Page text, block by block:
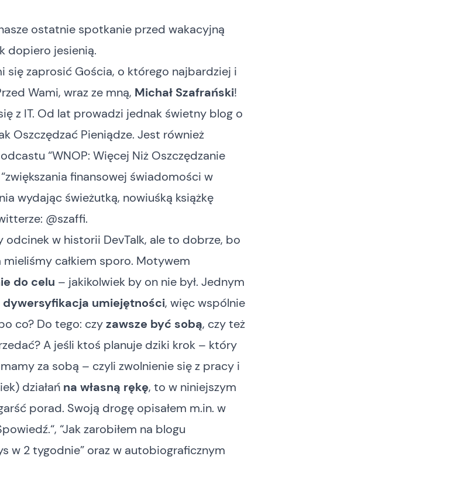
ostatnie spotkanie przed wakacyjną
dopiero jesienią.
się zaprosić Gościa, o którego najbardziej i
Wami, wraz ze mną, Michał Szafrański!
z IT. Od lat prowadzi jednak świetny blog o
Oszczędzać Pieniądze. Jest również
“WNOP: Więcej Niż Oszczędzanie
finansowej świadomości w
wydając świeżutką, nowiuśką książkę
@szaffi.
odcinek w historii DevTalk, ale to dobrze, bo
całkiem sporo. Motywem
do celu – jakikolwiek by on nie był. Jednym
dywersyfikacja umiejętności, więc wspólnie
co? Do tego: czyzawsze być sobą, czy też
A jeśli ktoś planuje dziki krok – który
za sobą – czyli zwolnienie się z pracy i
działań na własną rękę, to w niniejszym
porad. Swoją drogę opisałem m.in. w
“, “Jak zarobiłem na blogu
w 2 tygodnie” oraz w autobiograficznym